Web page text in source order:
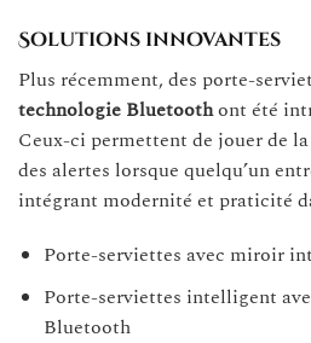
Solutions innovantes
Plus récemment, des porte-
technologie Bluetoothont été
Ceux-ci permettent de jouer de
des alertes lorsque quelqu’un
intégrant modernité et praticité
Porte-serviettes avec miroir
Porte-serviettes intelligent
Bluetooth